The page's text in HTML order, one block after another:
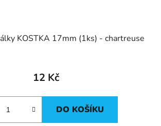
KOSTKA 17mm (1ks) - chartreuse
12 Kč
DO KOŠÍKU